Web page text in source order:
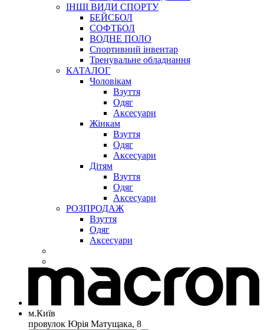
ІНШІ ВИДИ СПОРТУ
БЕЙСБОЛ
СОФТБОЛ
ВОДНЕ ПОЛО
Спортивний інвентар
Тренувальне обладнання
КАТАЛОГ
Чоловікам
Взуття
Одяг
Аксесуари
Жінкам
Взуття
Одяг
Аксесуари
Дітям
Взуття
Одяг
Аксесуари
РОЗПРОДАЖ
Взуття
Одяг
Аксесуари
м.Київ
провулок Юрія Матущака, 8